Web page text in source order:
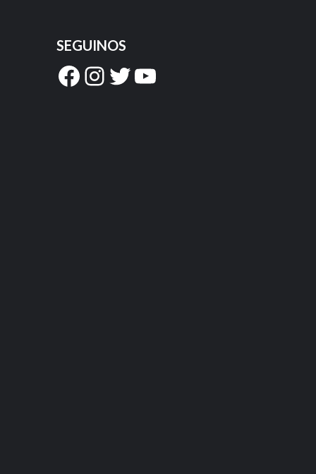
SEGUINOS
Facebook
Instagram
Twitter
YouTube